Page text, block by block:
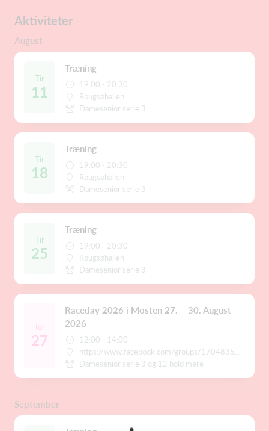
Aktiviteter
August
Tir
11
Træning
19:00 - 20:30
Rougsøhallen
Damesenior serie 3
Tir
18
Træning
19:00 - 20:30
Rougsøhallen
Damesenior serie 3
Tir
25
Træning
19:00 - 20:30
Rougsøhallen
Damesenior serie 3
Tor
27
Raceday 2026 i Mosten 27. – 30. August
2026
12:00 - 14:00
Damesenior serie 3 og 12 hold mere
September